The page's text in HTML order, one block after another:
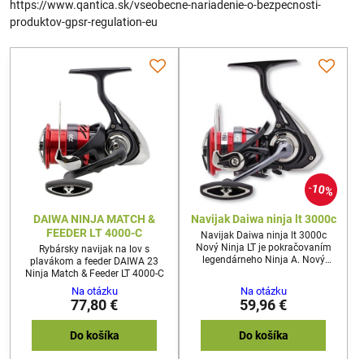
https://www.qantica.sk/vseobecne-nariadenie-o-bezpecnosti-
produktov-gpsr-regulation-eu
DAIWA NINJA MATCH &
FEEDER LT 4000-C
Rybársky navijak na lov s
plavákom a feeder DAIWA 23
Ninja Match & Feeder LT 4000-C
Na otázku
77,80 €
Do košíka
10%
Navijak Daiwa ninja lt 3000c
Navijak Daiwa ninja lt 3000c
Nový Ninja LT je pokračovaním
legendárneho Ninja A. Nový
rovnomerný chod je skutočným
vrcholom. Vďaka integrácii
konceptu LT sa inžinierom DAIWA
podarilo výrazne znížiť hmotnosť
Na otázku
59,96 €
Do košíka